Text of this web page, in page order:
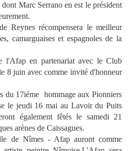
Marc Serrano en est le président
Reynes récompensera le meilleur
camarguaises et espagnoles de la
l'Afap en partenariat avec le Club
8 juin avec comme invité d'honneur
du 17iéme hommage aux Pionniers
le jeudi 16 mai au Lavoir du Puits
également fêtés le samedi 21
arènes de Caissagues.
de Nîmes - Afap auront comme